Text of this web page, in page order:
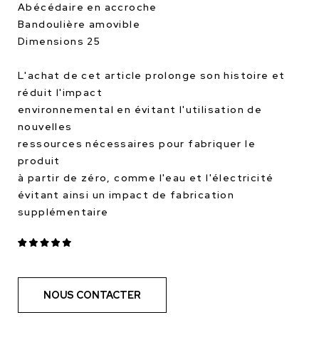
Abécédaire en accroche
Bandoulière amovible
Dimensions 25
L'achat de cet article prolonge son histoire et
réduit l'impact
environnemental en évitant l'utilisation de
nouvelles
ressources nécessaires pour fabriquer le
produit
à partir de zéro, comme l'eau et l'électricité
évitant ainsi un impact de fabrication
supplémentaire
NOUS CONTACTER